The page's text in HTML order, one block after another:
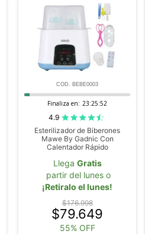
COD. BEBE0003
Finaliza en: 23:25:51
4.9
Esterilizador de Biberones
Mawe By Gadnic Con
Calentador Rápido
Llega Gratis
partir del lunes o
¡Retiralo el lunes!
$176.998
$79.649
55% OFF